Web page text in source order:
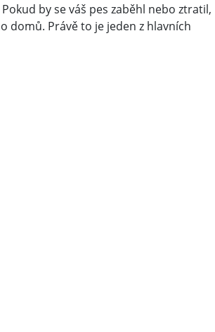
by se váš pes zaběhl nebo ztratil,
domů. Právě to je jeden z hlavních